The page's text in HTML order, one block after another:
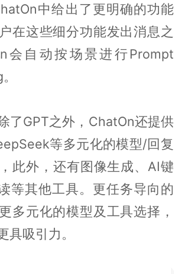
中给出了更明确的功能
在这些细分功能发出消息之
会自动按场景进行Prompt
了GPT之外，ChatOn还提供
等多元化的模型/回复
此外，还有图像生成、AI键
等其他工具。更任务导向的
多元化的模型及工具选择，
具吸引力。